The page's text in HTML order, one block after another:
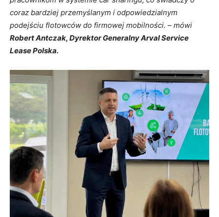
coraz bardziej przemyślanym i odpowiedzialnym
podejściu flotowców do firmowej mobilności. – mówi
Robert Antczak, Dyrektor Generalny Arval Service
Lease Polska.